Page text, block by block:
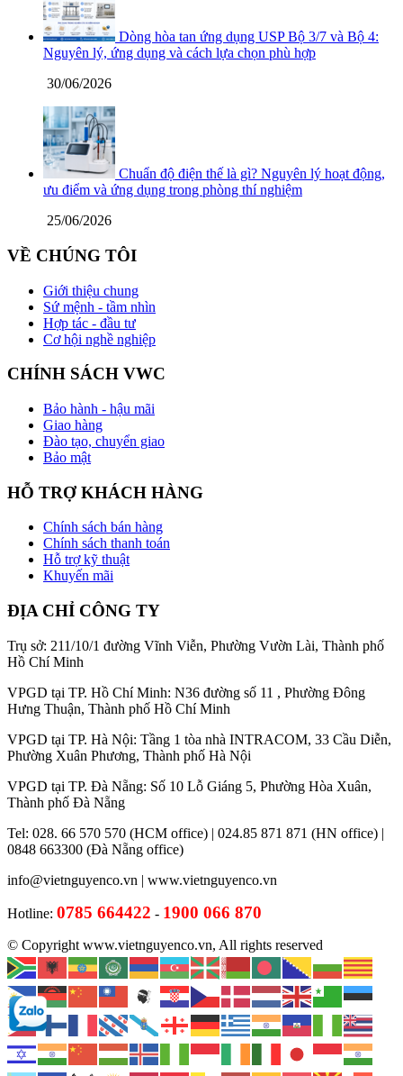
Dòng hòa tan ứng dụng USP Bộ 3/7 và Bộ 4:
Nguyên lý, ứng dụng và cách lựa chọn phù hợp
30/06/2026
Chuẩn độ điện thế là gì? Nguyên lý hoạt động,
ưu điểm và ứng dụng trong phòng thí nghiệm
25/06/2026
VỀ CHÚNG TÔI
Giới thiệu chung
Sứ mệnh - tầm nhìn
Hợp tác - đầu tư
Cơ hội nghề nghiệp
CHÍNH SÁCH VWC
Bảo hành - hậu mãi
Giao hàng
Đào tạo, chuyển giao
Bảo mật
HỖ TRỢ KHÁCH HÀNG
Chính sách bán hàng
Chính sách thanh toán
Hỗ trợ kỹ thuật
Khuyến mãi
ĐỊA CHỈ CÔNG TY
Trụ sở: 211/10/1 đường Vĩnh Viễn, Phường Vườn Lài, Thành phố
Hồ Chí Minh
VPGD tại TP. Hồ Chí Minh: N36 đường số 11 , Phường Đông
Hưng Thuận, Thành phố Hồ Chí Minh
VPGD tại TP. Hà Nội: Tầng 1 tòa nhà INTRACOM, 33 Cầu Diễn,
Phường Xuân Phương, Thành phố Hà Nội
VPGD tại TP. Đà Nẵng: Số 10 Lỗ Giáng 5, Phường Hòa Xuân,
Thành phố Đà Nẵng
Tel: 028. 66 570 570 (HCM office) | 024.85 871 871 (HN office) |
0848 663300 (Đà Nẵng office)
info@vietnguyenco.vn | www.vietnguyenco.vn
Hotline: 0785 664422 - 1900 066 870
© Copyright www.vietnguyenco.vn, All rights reserved